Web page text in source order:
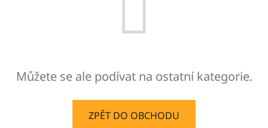
Můžete se ale podívat na ostatní kategorie.
ZPĚT DO OBCHODU